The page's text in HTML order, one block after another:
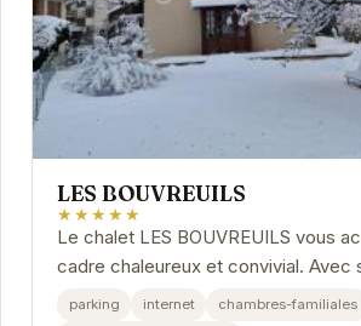
LES BOUVREUILS
★★★★★
Le chalet LES BOUVREUILS vous
cadre chaleureux et convivial. Avec
spacieuses et son ambiance
parking internet
chambres-familiales